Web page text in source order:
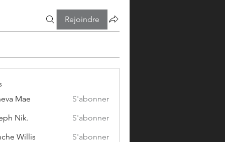
Rejoindre
Mae
S'abonner
Nik.
S'abonner
Willis
S'abonner